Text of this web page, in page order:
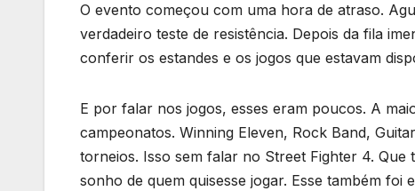
O evento começou com uma hora de atraso.
verdadeiro teste de resistência. Depois da fila
conferir os estandes e os jogos que estavam
E por falar nos jogos, esses eram poucos. A
campeonatos. Winning Eleven, Rock Band,
torneios. Isso sem falar no Street Fighter 4.
sonho de quem quisesse jogar. Esse também foi